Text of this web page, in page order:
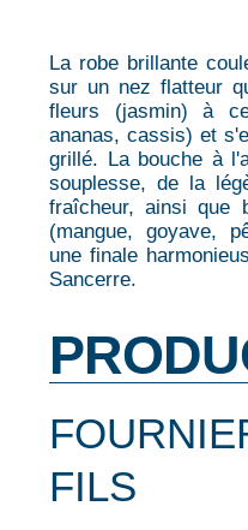
La robe brillante
sur un nez flatteur
fleurs (jasmin) à
ananas, cassis) et
grillé. La bouche à
souplesse, de la
fraîcheur, ainsi que
(mangue, goyave,
une finale
Sancerre.
FILS